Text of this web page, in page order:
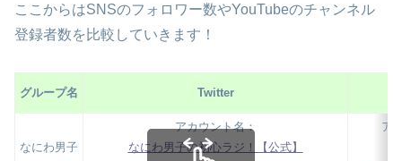
ここからはSNSのフォロワー数やYouTubeのチャンネル
登録者数を比較していきます！
グループ名 Twitter
なにわ男子
アカウント名：
なにわ男子の初心ラジ！【公式】
ア